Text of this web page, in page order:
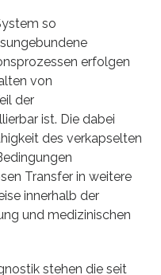
so
erfolgen
von
der
ist. Die dabei
des verkapselten
Transfer in weitere
innerhalb der
und medizinischen
stehen die seit